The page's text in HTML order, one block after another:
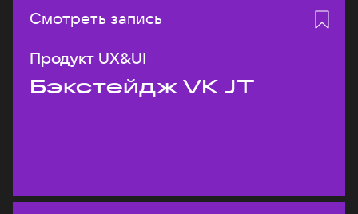
Смотреть запись
Продукт UX&UI
Бэкстейдж VK JT